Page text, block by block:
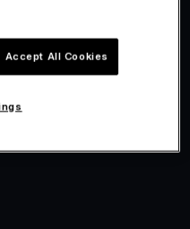
Accept All Cookies